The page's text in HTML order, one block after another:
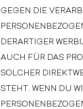
GEGEN DIE
DERARTIGER
AUCH FÜR DAS
SOLCHER
STEHT. WENN DU